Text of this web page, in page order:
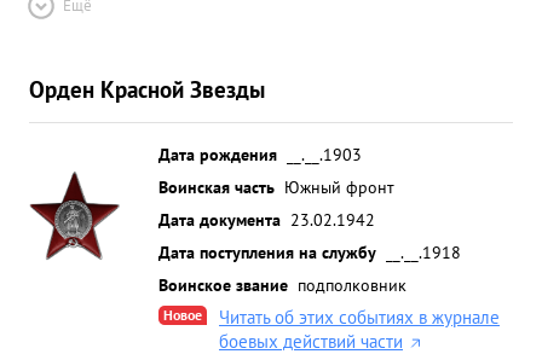
Ещё
Орден Красной Звезды
Дата рождения
__.__.1903
Воинская часть Южный фронт
Дата документа 23.02.1942
Дата поступления на службу
__.__.1918
Воинское звание подполковник
Новое
Читать об этих событиях в журнале
боевых действий части